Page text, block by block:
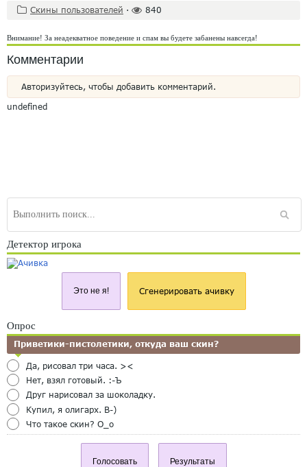
Скины пользователей · 840
Внимание! За неадекватное поведение и спам вы будете забанены навсегда!
Комментарии
Авторизуйтесь, чтобы добавить комментарий.
undefined
Детектор игрока
Это не я! Сгенерировать ачивку
Опрос
Приветики-пистолетики, откуда ваш скин?
Да, рисовал три часа. ><
Нет, взял готовый. :-Ъ
Друг нарисовал за шоколадку.
Купил, я олигарх. B-)
Что такое скин? O_o
Голосовать Результаты